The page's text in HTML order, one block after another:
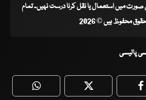
میں استعمال یا نقل کرنا درست نہیں۔ تمام
محفوظ ہیں © 2026
پالیسی
WhatsApp Twitter